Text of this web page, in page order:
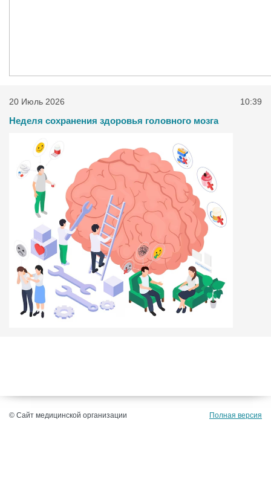
20 Июль 2026 10:39
Неделя сохранения здоровья головного мозга
Полная версия
© Сайт медицинской организации